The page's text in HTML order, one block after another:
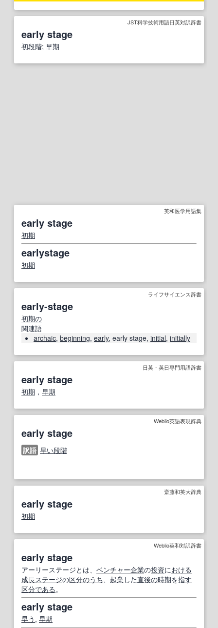
JST科学技術用語日英対訳辞書
early stage
初段階; 早期
英和医学用語集
early stage
初期
earlystage
初期
ライフサイエンス辞書
early-stage
初期の
関連語
archaic, beginning, early, early stage, initial, initially
日英・英日専門用語辞書
early stage
初期 ， 早期
Weblio英語表現辞典
early stage
訳語 早い段階
斎藤和英大辞典
early stage
初期
Weblio英和対訳辞書
early stage
アーリーステージとは、 ベンチャー企業の投資における
成長ステージの区分のうち 起業した直後の時期を指す
区分である 。
early stage
早う , 早期